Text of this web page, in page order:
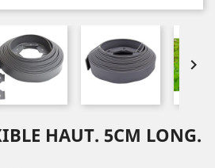

HAUT. 5CM LONG.